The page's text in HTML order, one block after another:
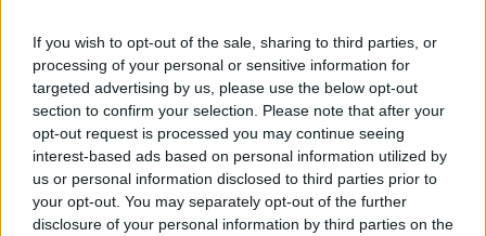
If you wish to opt-out of the sale, sharing to third parties, or
processing of your personal or sensitive information for
targeted advertising by us, please use the below opt-out
section to confirm your selection. Please note that after your
opt-out request is processed you may continue seeing
interest-based ads based on personal information utilized by
us or personal information disclosed to third parties prior to
your opt-out. You may separately opt-out of the further
disclosure of your personal information by third parties on the
HTML-csempészet - a
rosszindulatú programok
terjesztésének legújabb módja
M.Z.| 2023 március 7. 17:57